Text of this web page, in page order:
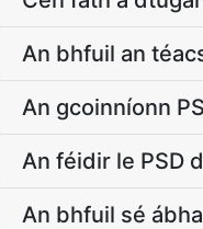
An bhfuil an
An gcoinníonn
An féidir le PSD
An bhfuil sé